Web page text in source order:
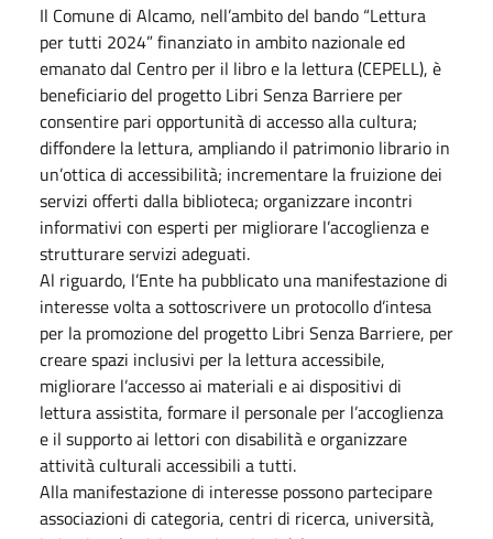
Il Comune di Alcamo, nell’ambito del bando “Lettura
per tutti 2024” finanziato in ambito nazionale ed
emanato dal Centro per il libro e la lettura (CEPELL), è
beneficiario del progetto Libri Senza Barriere per
consentire pari opportunità di accesso alla cultura;
diffondere la lettura, ampliando il patrimonio librario in
un’ottica di accessibilità; incrementare la fruizione dei
servizi offerti dalla biblioteca; organizzare incontri
informativi con esperti per migliorare l’accoglienza e
strutturare servizi adeguati.
Al riguardo, l’Ente ha pubblicato una manifestazione di
interesse volta a sottoscrivere un protocollo d’intesa
per la promozione del progetto Libri Senza Barriere, per
creare spazi inclusivi per la lettura accessibile,
migliorare l’accesso ai materiali e ai dispositivi di
lettura assistita, formare il personale per l’accoglienza
e il supporto ai lettori con disabilità e organizzare
attività culturali accessibili a tutti.
Alla manifestazione di interesse possono partecipare
associazioni di categoria, centri di ricerca, università,